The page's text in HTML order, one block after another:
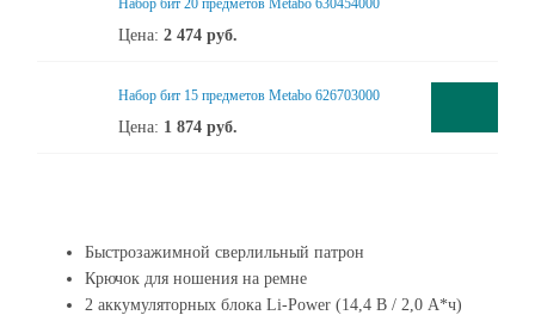
Набор бит 20 предметов Metabo 630454000
Цена: 2 474 руб.
Набор бит 15 предметов Metabo 626703000
Цена: 1 874 руб.
Быстрозажимной сверлильный патрон
Крючок для ношения на ремне
2 аккумуляторных блока Li-Power (14,4 В / 2,0 А*ч)